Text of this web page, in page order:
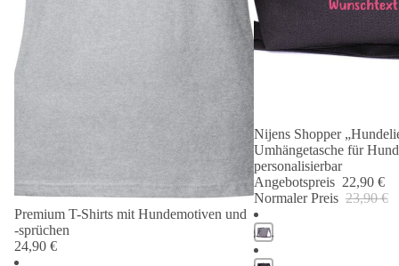
Premium T-Shirts mit Hundemotiven und
-sprüchen
24,90 €
Angebot 🐾
Nijens Shopper
Umhängetasche für
personalisierbar
Angebotspreis 22,90 €
Normaler Preis 23,90 €